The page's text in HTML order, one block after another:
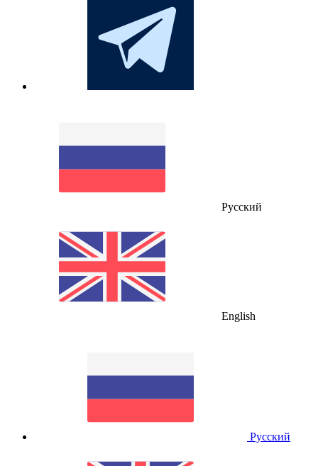
Русский
English
Русский